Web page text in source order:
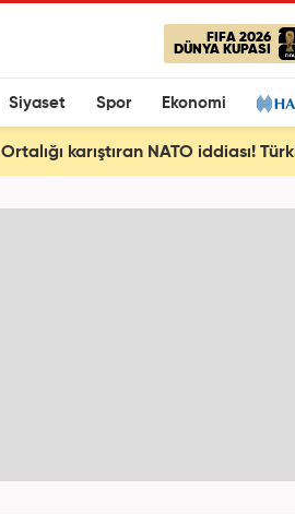
FIFA 2026
DÜNYA KUPASI
Siyaset Spor Ekonomi
Ortalığı karıştıran NATO iddiası!